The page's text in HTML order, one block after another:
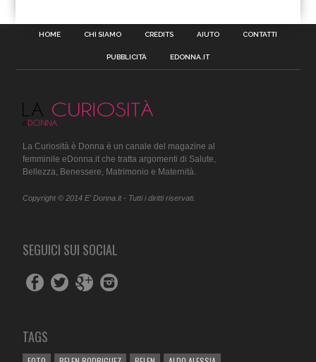
HOME CHI SIAMO CREDITS AIUTO CONTATTI
PUBBLICITÀ EDONNA.IT
La Curiosità è Donna è un canale del magazine al
femminile eDonna.it che tratta argomenti di Salute,
Bellezza, Benessere, Matrimonio e Maternità.
Copyright © 2014 E' Donna.it - Tutti i diritti riservati.
SEGUICI SUI SOCIAL
TAGS